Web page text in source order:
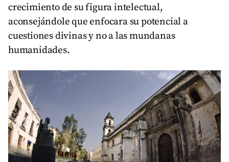
crecimiento de su figura intelectual,
aconsejándole que enfocara su potencial a
cuestiones divinas y no a las mundanas
humanidades.